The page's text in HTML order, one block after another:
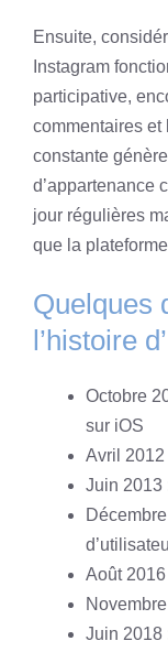
Ensuite,
Instagram
participative,
commentaires et
constante
d’appartenance
jour régulières
que la
Quelques
l’histoire
Octobre
sur iOS
Avril
Juin 2013
Août
Juin 2018